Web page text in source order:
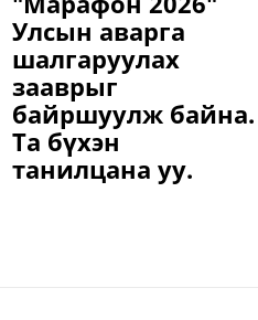
Улсын аварга
шалгаруулах
зааврыг
байршуулж байна.
Та бүхэн
танилцана уу.